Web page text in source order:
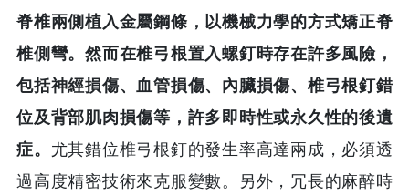
脊椎兩側植入金屬鋼條，以機械力學的方式矯正脊
椎側彎。然而在椎弓根置入螺釘時存在許多風險，
包括神經損傷、血管損傷、內臟損傷、椎弓根釘錯
位及背部肌肉損傷等，許多即時性或永久性的後遺
症。 尤其錯位椎弓根釘的發生率高達兩成，必須透
過高度精密技術來克服變數。另外，冗長的麻醉時